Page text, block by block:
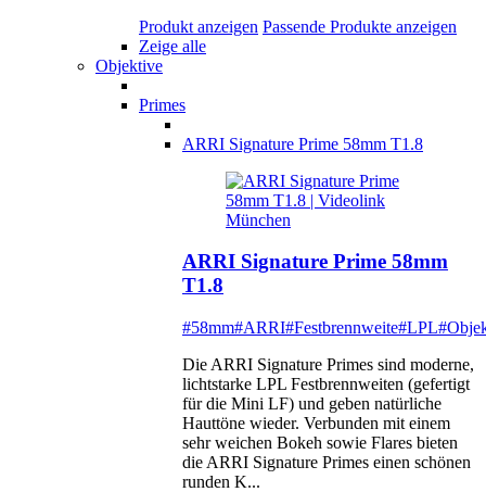
Produkt anzeigen Passende Produkte anzeigen
Zeige alle
Objektive
Primes
ARRI Signature Prime 58mm T1.8
ARRI Signature Prime 58mm
T1.8
#58mm#ARRI#Festbrennweite#LPL
Die ARRI Signature Primes sind moderne,
lichtstarke LPL Festbrennweiten (gefertigt
für die Mini LF) und geben natürliche
Hauttöne wieder. Verbunden mit einem
sehr weichen Bokeh sowie Flares bieten
die ARRI Signature Primes einen schönen
runden K...